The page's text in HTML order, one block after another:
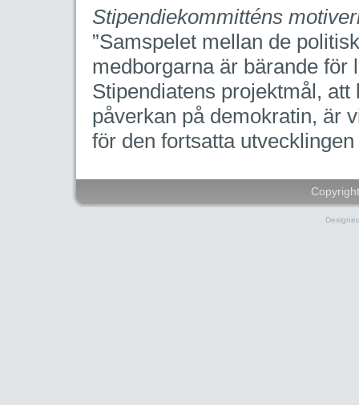
Stipendiekommitténs
”Samspelet mellan de
medborgarna är bärande
Stipendiatens projektmål,
påverkan på demokratin, är
för den fortsatta